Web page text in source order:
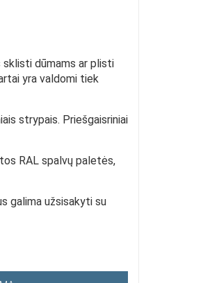
sklisti dūmams ar plisti
yra valdomi tiek
strypais. Priešgaisriniai
RAL spalvų paletės,
galima užsisakyti su